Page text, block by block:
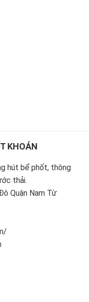
KHOÁN
hút bể phốt, thông
thải.
Quận Nam Từ